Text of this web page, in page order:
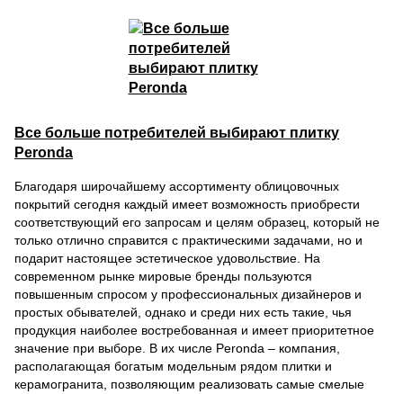
Все больше потребителей выбирают плитку
Peronda
Благодаря широчайшему ассортименту облицовочных
покрытий сегодня каждый имеет возможность приобрести
соответствующий его запросам и целям образец, который не
только отлично справится с практическими задачами, но и
подарит настоящее эстетическое удовольствие. На
современном рынке мировые бренды пользуются
повышенным спросом у профессиональных дизайнеров и
простых обывателей, однако и среди них есть такие, чья
продукция наиболее востребованная и имеет приоритетное
значение при выборе. В их числе Peronda – компания,
располагающая богатым модельным рядом плитки и
керамогранита, позволяющим реализовать самые смелые